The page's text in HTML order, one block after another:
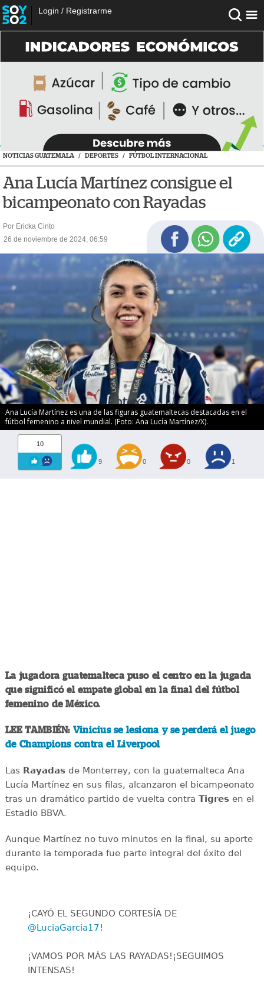
Login / Registrarme
NOTICIAS GUATEMALA / DEPORTES / FÚTBOL INTERNACIONAL
Ana Lucía Martínez consigue el
bicampeonato con Rayadas
Por Ericka Cinto
26 de noviembre de 2024, 06:59
Ana Lucía Martínez es una de las figuras guatemaltecas destacadas en el
fútbol femenino a nivel mundial. (Foto: Ana Lucía Martínez/X).
10
9 0 0 1
La jugadora guatemalteca puso el centro en la jugada
que significó el empate global en la final del fútbol
femenino de México.
LEE TAMBIÉN:Vinicius se lesiona y se perderá el juego
de Champions contra el Liverpool
Las Rayadasde Monterrey, con la guatemalteca Ana
Lucía Martínez en sus filas, alcanzaron el bicampeonato
tras un dramático partido de vuelta contra Tigresen el
Estadio BBVA.
Aunque Martínez no tuvo minutos en la final, su aporte
durante la temporada fue parte integral del éxito del
equipo.
¡CAYÓ EL SEGUNDO CORTESÍA DE
@LuciaGarcia17!
¡VAMOS POR MÁS LAS RAYADAS!¡SEGUIMOS
INTENSAS!️